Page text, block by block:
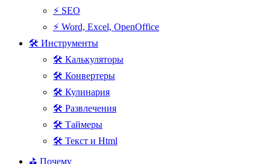
⚡ SEO
⚡ Word, Excel, OpenOffice
🛠 Инструменты
🛠 Калькуляторы
🛠 Конвертеры
🛠 Кулинария
🛠 Развлечения
🛠 Таймеры
🛠 Текст и Html
⛳ Почему